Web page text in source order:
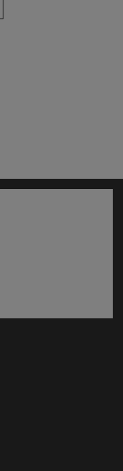
nueva ventana)
ventana)